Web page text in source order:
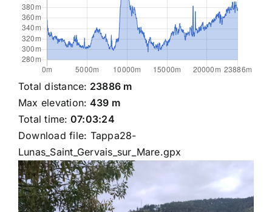
Total distance: 23886 m
Max elevation: 439 m
Total time: 07:03:24
Download file: Tappa28-
Lunas_Saint_Gervais_sur_Mare.gpx